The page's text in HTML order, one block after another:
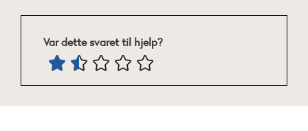
Var dette svaret til hjelp?